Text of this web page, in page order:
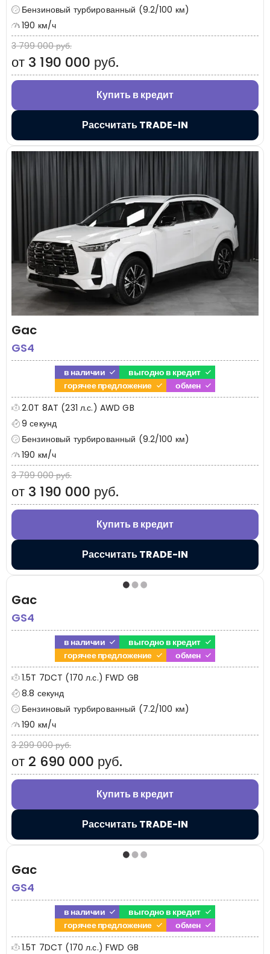
Бензиновый турбированный (9.2/100 км)
190 км/ч
3 799 000 руб.
от 3 190 000 руб.
Купить в кредит
Рассчитать TRADE-IN
Gac
GS4
в наличии
выгодно в кредит
горячее предложение
обмен
2.0T 8AT (231 л.с.) AWD GB
9 секунд
Бензиновый турбированный (9.2/100 км)
190 км/ч
3 799 000 руб.
от 3 190 000 руб.
Купить в кредит
Рассчитать TRADE-IN
Gac
GS4
в наличии
выгодно в кредит
горячее предложение
обмен
1.5T 7DCT (170 л.с.) FWD GB
8.8 секунд
Бензиновый турбированный (7.2/100 км)
190 км/ч
3 299 000 руб.
от 2 690 000 руб.
Купить в кредит
Рассчитать TRADE-IN
Gac
GS4
в наличии
выгодно в кредит
горячее предложение
обмен
1.5T 7DCT (170 л.с.) FWD GB